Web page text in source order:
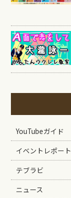
YouTubeガイド
イベントレポート
テブラビ
ニュース